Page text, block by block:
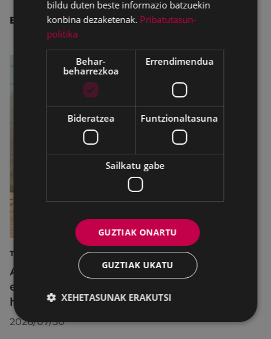
BESTE ALBISTE BATZUK
TURISMOA
Azahara Dominguez diputatuak Eibarko
eraldaketa turistikoa nabarmendu du
herrira egin duen bisitan
2026/07/30
bildu duten beste informazio batzuekin
konbina dezaketenak. Pribatutasun-
politika
Behar-
beharrezkoa
Errendimendua
Bideratzea Funtzionaltasuna
Sailkatu gabe
GUZTIAK ONARTU
GUZTIAK UKATU
XEHETASUNAK ERAKUTSI